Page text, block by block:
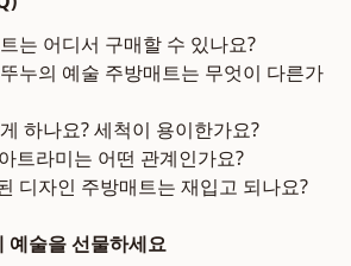
는 어디서 구매할 수 있나요?
누의 예술 주방매트는 무엇이 다른가
하나요? 세척이 용이한가요?
트라미는 어떤 관계인가요?
디자인 주방매트는 재입고 되나요?
예술을 선물하세요